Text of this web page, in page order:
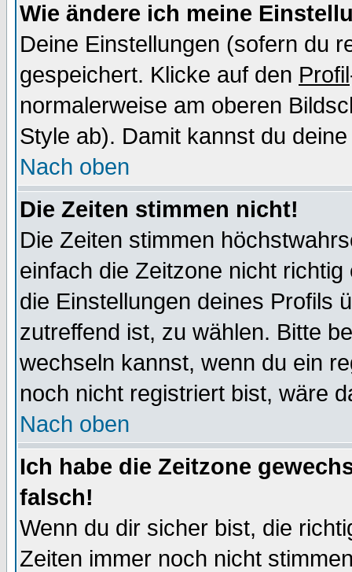
Wie ändere ich meine
Deine Einstellungen (sofern du
gespeichert. Klicke auf den Profil
normalerweise am oberen
Style ab). Damit kannst du
Nach oben
Die Zeiten stimmen nicht!
Die Zeiten stimmen
einfach die Zeitzone nicht
die Einstellungen deines Profils
zutreffend ist, zu wählen. Bitte
wechseln kannst, wenn du ein
noch nicht registriert bist, wäre
Nach oben
Ich habe die Zeitzone
falsch!
Wenn du dir sicher bist, die
Zeiten immer noch nicht